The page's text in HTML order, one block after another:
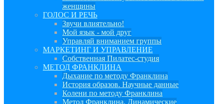
женщины
ГОЛОС И РЕЧЬ
Звучи влиятельно!
Мой язык - мой друг
Управляй вниманием группы
МАРКЕТИНГ И УПРАВЛЕНИЕ
Собственная Пилатес-студия
МЕТОД ФРАНКЛИНА
Дыхание по методу Франклина
История образов. Научные данные
Колени по методу Франклина
Метод Франклина. Динамические